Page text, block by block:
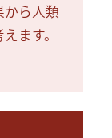
から人類
ます。